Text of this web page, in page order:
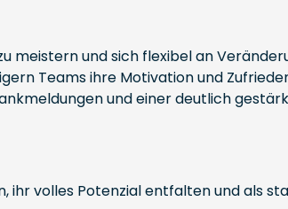
meistern und sich flexibel an
Teams ihre Motivation und
und einer deutlich
ihr volles Potenzial entfalten und als